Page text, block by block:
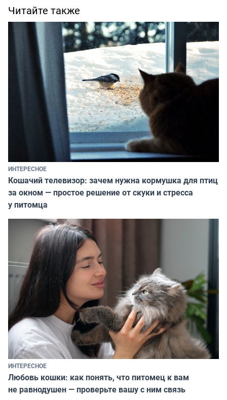
Читайте также
ИНТЕРЕСНОЕ
Кошачий телевизор: зачем нужна кормушка для птиц
за окном — простое решение от скуки и стресса
у питомца
ИНТЕРЕСНОЕ
Любовь кошки: как понять, что питомец к вам
не равнодушен — проверьте вашу с ним связь